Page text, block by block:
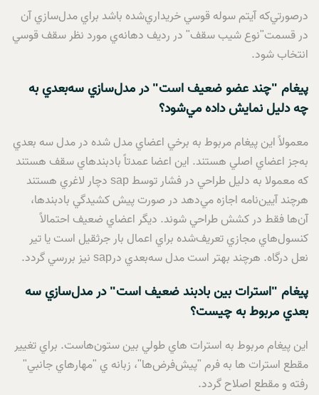
درصورتي‌که آيتم سوله قوسي خريداري‌شده باشد براي مدل‌سازي آن
در قسمت"نوع شيب سقف" در رديف دهانه‌ي مورد نظر سقف قوسي
انتخاب شود.
پيغام "چند عضو ضعيف است" در مدل‌سازي سه‌بعدي به
چه دليل نمايش داده مي‌شود؟
معمولاً اين پيغام مربوط به برخي اعضاي مدل شده در مدل سه ‌بعدي
به‌جز اعضاي اصلي هستند. اين اعضا عمدتاً بادبندهاي سقف هستند
که معمولا به دليل طراحي در فشار توسط sap دچار لاغري هستند
هرچند آيين‌نامه اجازه مي‌دهد در صورت پيش کشيدگي بادبندها،
آن‌ها فقط در کشش طراحي شوند. ديگر اعضاي ضعيف احتمالاً
کنسول‌هاي مجازي تعريف‌شده براي اعمال بار جرثقيل است يا تير
نعل درگاه. هرچند بهتر است مدل سه‌بعدي درsap نيز بررسي گردد.
پيغام "استرات بين بادبند ضعيف است" در مدل‌سازي سه
بعدي مربوط به چيست؟
اين پيغام مربوط به استرات هاي طولي بين ستون‌هاست. براي تغيير
مقطع استرات ها به فرم "پيش‌فرض‌ها"، زبانه ي "مهارهاي جانبي"
رفته و مقطع اصلاح گردد.